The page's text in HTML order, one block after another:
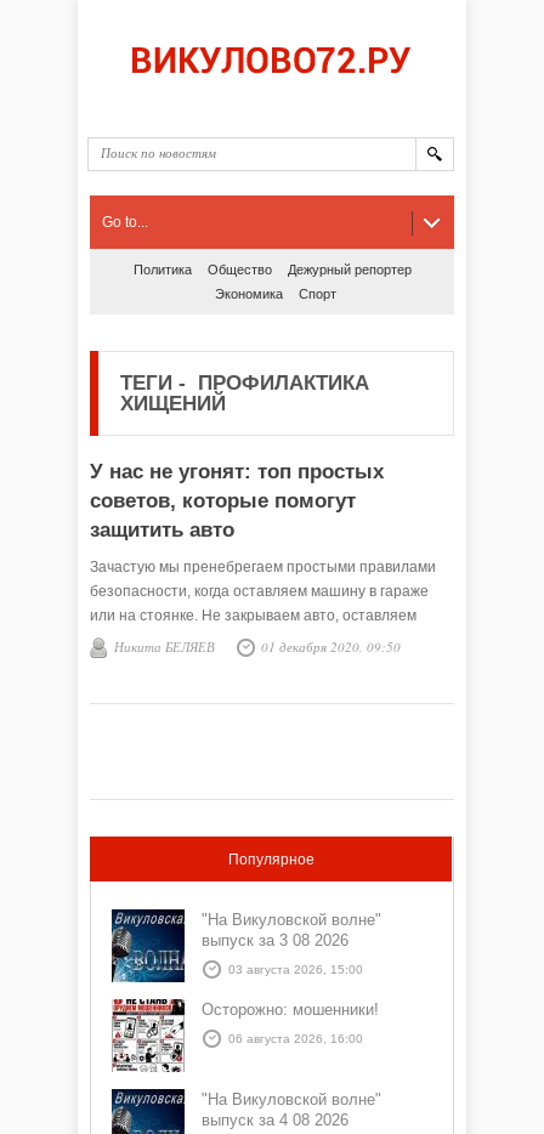
Go to...
Политика Общество
Дежурный репортер
Экономика
Спорт
ТЕГИ - ПРОФИЛАКТИКА
ХИЩЕНИЙ
У нас не угонят: топ простых
советов, которые помогут
защитить авто
Зачастую мы пренебрегаем простыми правилами
безопасности, когда оставляем машину в гараже
или на стоянке. Не закрываем авто, оставляем
ключи в замке зажигания, если отходим не надолго.
Никита БЕЛЯЕВ 01 декабря 2020, 09:50
Популярное
"На Викуловской волне"
выпуск за 3 08 2026
03 августа 2026, 15:00
Осторожно: мошенники!
06 августа 2026, 16:00
"На Викуловской волне"
выпуск за 4 08 2026